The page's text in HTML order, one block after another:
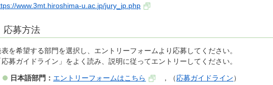
www.3mt.hiroshima-u.ac.jp/jury_jp.php
応募方法
表を希望する部門を選択し、エントリーフォームより応募してください。
応募ガイドライン」をよく読み、説明に従ってエントリーしてください。
日本語部門： エントリーフォームはこちら ，（応募ガイドライン）